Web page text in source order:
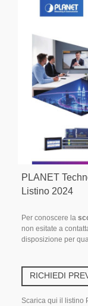
PLANET
Listino 2024
Per conoscere la
non esitate a
disposizione per
RICHIEDI
Scarica qui il listino